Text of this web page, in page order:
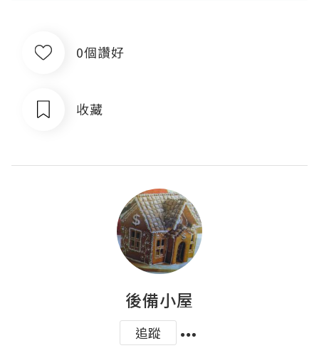
0個讚好
收藏
後備小屋
追蹤